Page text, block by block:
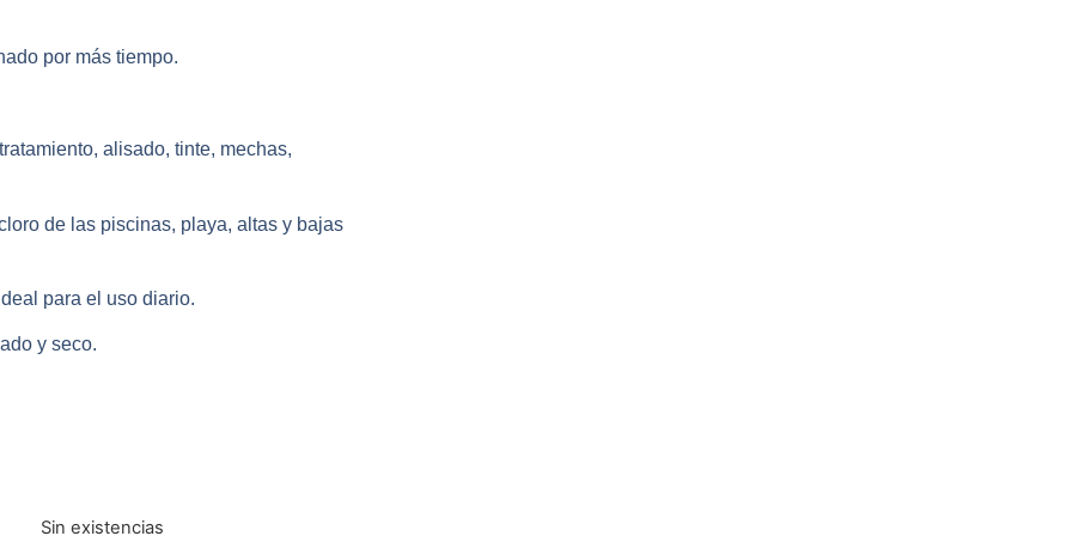
por más tiempo.
alisado, tinte, mechas,
de las piscinas, playa, altas y bajas
para el uso diario.
y seco.
Sin existencias